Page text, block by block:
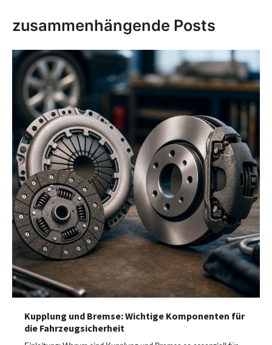
zusammenhängende Posts
Kupplung und Bremse: Wichtige Komponenten für
die Fahrzeugsicherheit